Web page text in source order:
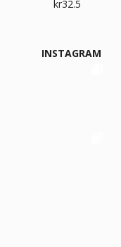
INSTAGRAM